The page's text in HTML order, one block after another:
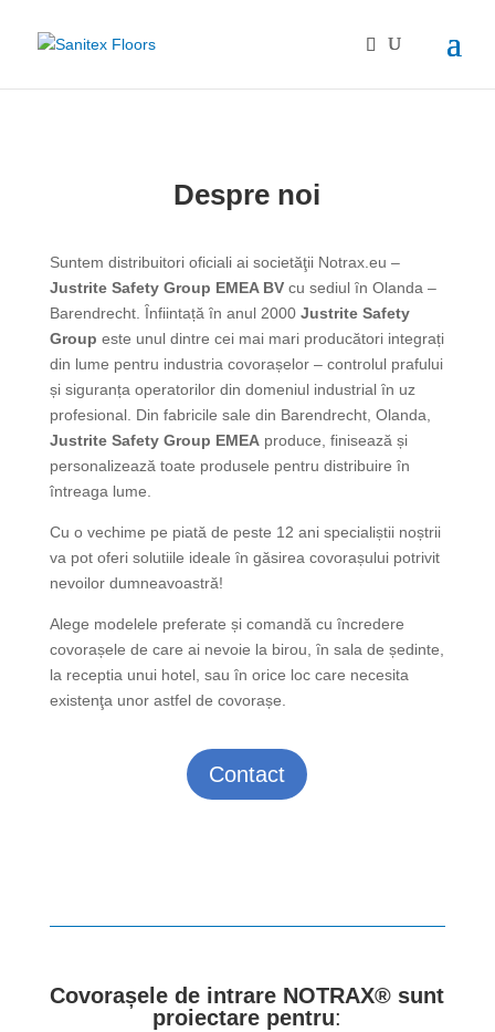
Despre noi
Suntem distribuitori oficiali ai societӑţii Notrax.eu –
Justrite Safety Group EMEA BVcu sediul ȋn Olanda –
Barendrecht. Ȋnfiintațӑ ȋn anul 2000 Justrite Safety
Group este unul dintre cei mai mari producători integrați
din lume pentru industria covorașelor – controlul prafului
și siguranța operatorilor din domeniul industrial ȋn uz
profesional. Din fabricile sale din Barendrecht, Olanda,
Justrite Safety Group EMEAproduce, finisează și
personalizează toate produsele pentru distribuire în
întreaga lume.
Cu o vechime pe piatӑ de peste 12 ani specialiștii noștrii
va pot oferi solutiile ideale ȋn gӑsirea covorașului potrivit
nevoilor dumneavoastrӑ!
Alege modelele preferate și comandӑ cu ȋncredere
covorașele de care ai nevoie la birou, ȋn sala de ședinte,
la receptia unui hotel, sau ȋn orice loc care necesita
existenţa unor astfel de covorașe.
Contact
Covorașele de intrare NOTRAX® sunt
proiectare pentru: